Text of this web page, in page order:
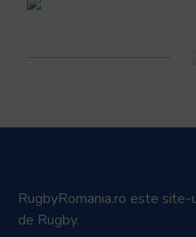
RugbyRomania.ro este site-
de Rugby.